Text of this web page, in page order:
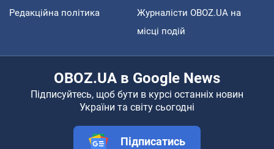
Редакційна політика
Журналісти OBOZ.UA на
місці подій
OBOZ.UA в Google News
Підписуйтесь, щоб бути в курсі останніх новин
України та світу сьогодні
Підписатись